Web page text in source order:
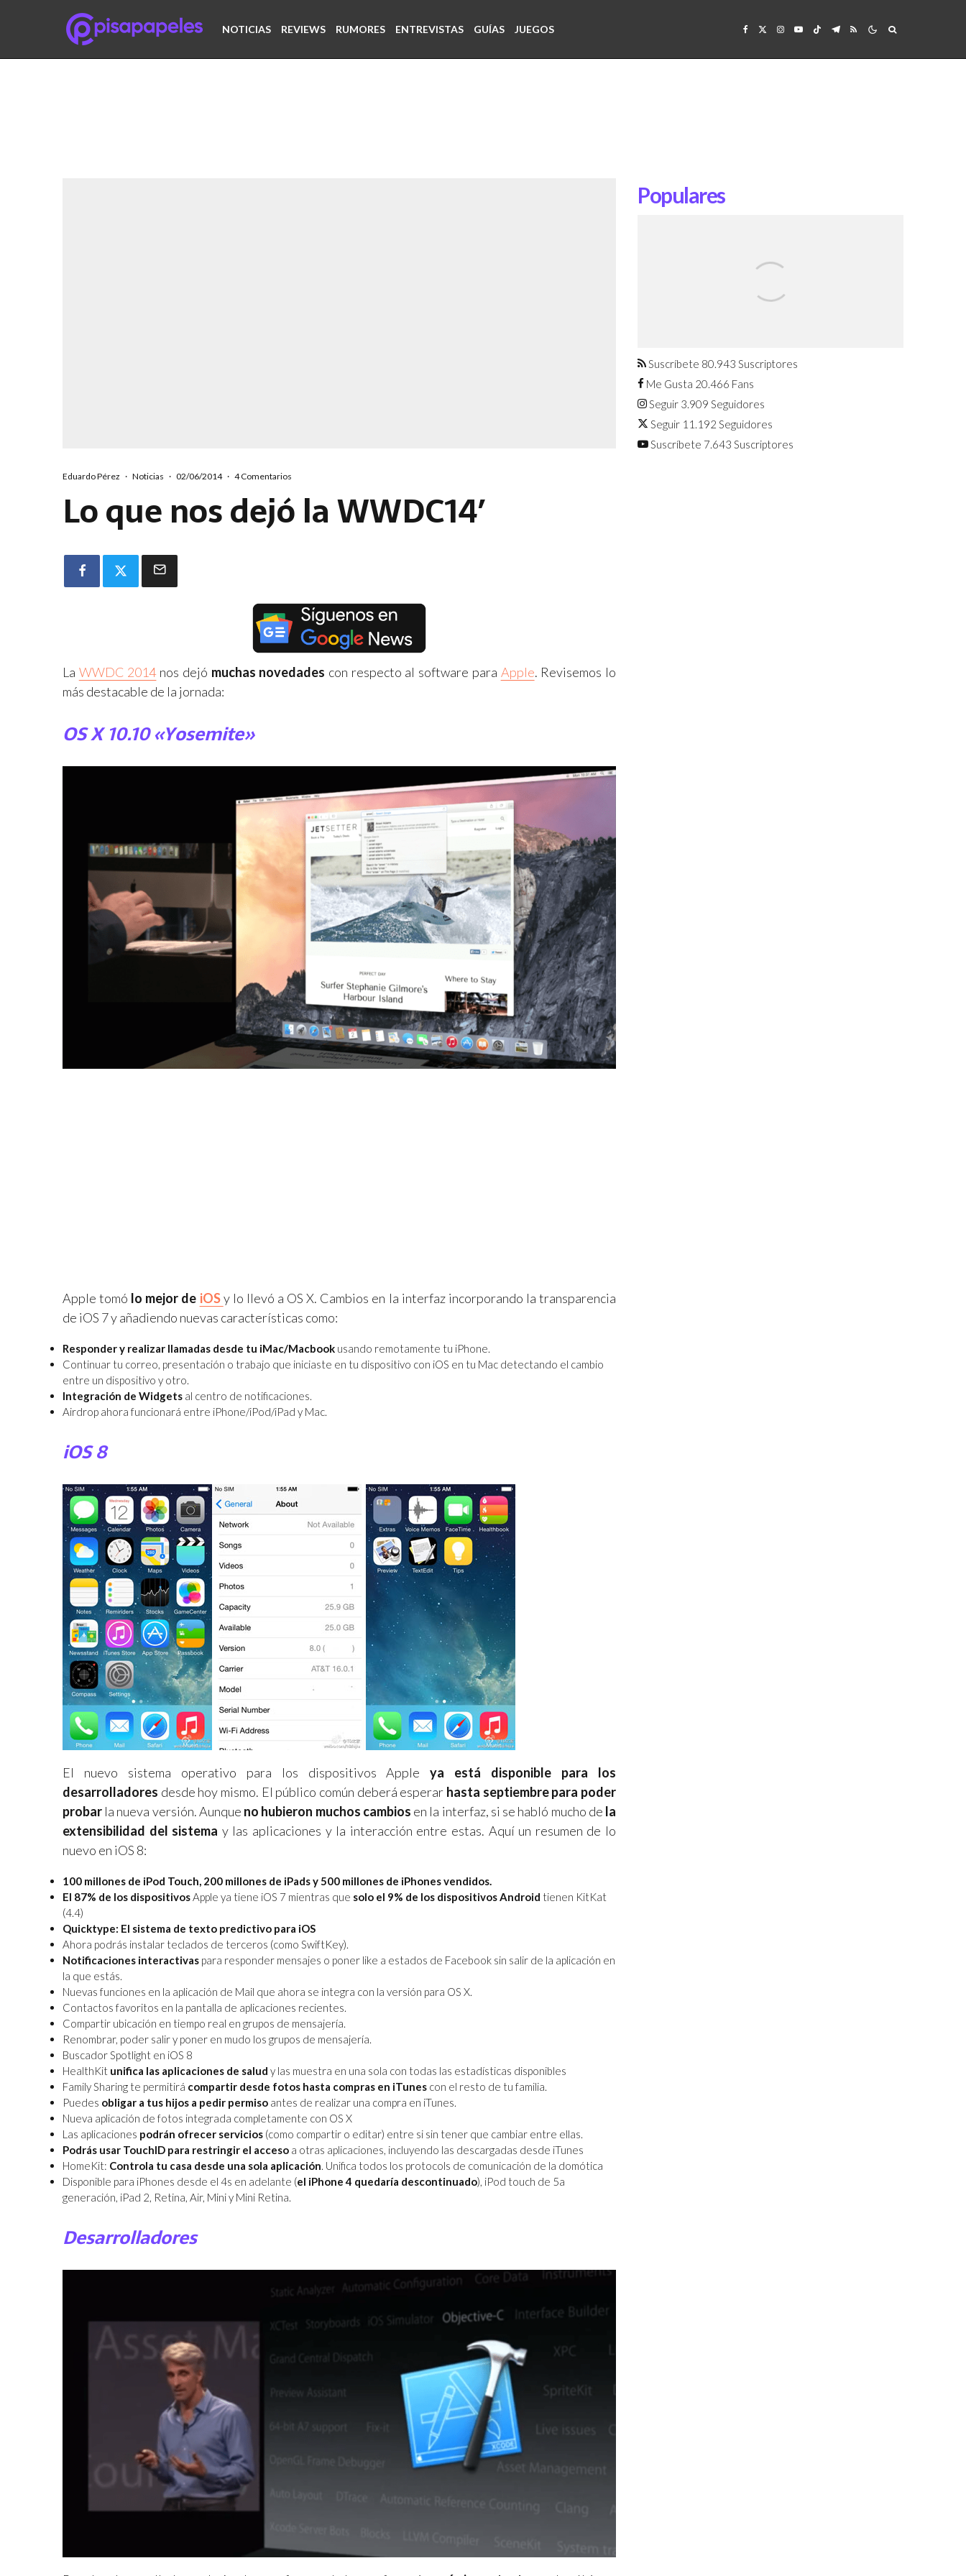
NOTICIAS REVIEWS RUMORES ENTREVISTAS GUÍAS JUEGOS
Eduardo Pérez · Noticias · 02/06/2014 · 4 Comentarios
Lo que nos dejó la WWDC14′
La WWDC 2014nos dejó muchas novedades con respecto al software para Apple. Revisemos lo
más destacable de la jornada:
OS X 10.10 «Yosemite»
Apple tomó lo mejor de iOSy lo llevó a OS X. Cambios en la interfaz incorporando la transparencia
de iOS 7 y añadiendo nuevas características como:
Responder y realizar llamadas desde tu iMac/Macbook usando remotamente tu iPhone.
Continuar tu correo, presentación o trabajo que iniciaste en tu dispositivo con iOS en tu Mac detectando el cambio
entre un dispositivo y otro.
Integración de Widgets al centro de notificaciones.
Airdrop ahora funcionará entre iPhone/iPod/iPad y Mac.
iOS 8
El nuevo sistema operativo para los dispositivos Appleya está disponible para los
desarrolladores desde hoy mismo. El público común deberá esperar hasta septiembre para poder
probar la nueva versión. Aunque no hubieron muchos cambios en la interfaz, si se habló mucho de la
extensibilidad del sistema y las aplicaciones y la interacción entre estas. Aquí un resumen de lo
nuevo en iOS 8:
100 millones de iPod Touch, 200 millones de iPads y 500 millones de iPhones vendidos.
El 87% de los dispositivosApple ya tiene iOS 7 mientras que solo el 9% de los dispositivos Android tienen KitKat
(4.4)
Quicktype: El sistema de texto predictivo para iOS
Ahora podrás instalar teclados de terceros (como SwiftKey).
Notificaciones interactivas para responder mensajes o poner like a estados de Facebook sin salir de la aplicación en
la que estás.
Nuevas funciones en la aplicación de Mail que ahora se integra con la versión para OS X.
Contactos favoritos en la pantalla de aplicaciones recientes.
Compartir ubicación en tiempo real en grupos de mensajería.
Renombrar, poder salir y poner en mudo los grupos de mensajería.
Buscador Spotlight en iOS 8
HealthKit unifica las aplicaciones de salud y las muestra en una sola con todas las estadísticas disponibles
Family Sharing te permitirá compartir desde fotos hasta compras en iTunes con el resto de tu familia.
Puedes obligar a tus hijos a pedir permiso antes de realizar una compra en iTunes.
Nueva aplicación de fotos integrada completamente con OS X
Las aplicaciones podrán ofrecer servicios (como compartir o editar) entre si sin tener que cambiar entre ellas.
Podrás usar TouchID para restringir el acceso a otras aplicaciones, incluyendo las descargadas desde iTunes
HomeKit: Controla tu casa desde una sola aplicación. Unifica todos los protocols de comunicación de la domótica
Disponible para iPhones desde el 4s en adelante (el iPhone 4 quedaría descontinuado), iPod touch de 5a
generación, iPad 2, Retina, Air, Mini y Mini Retina.
Desarrolladores
Populares
agosto
Suscríbete 80.943 Suscriptores
Me Gusta 20.466 Fans
Seguir 3.909 Seguidores
Seguir 11.192 Seguidores
Suscríbete 7.643 Suscriptores